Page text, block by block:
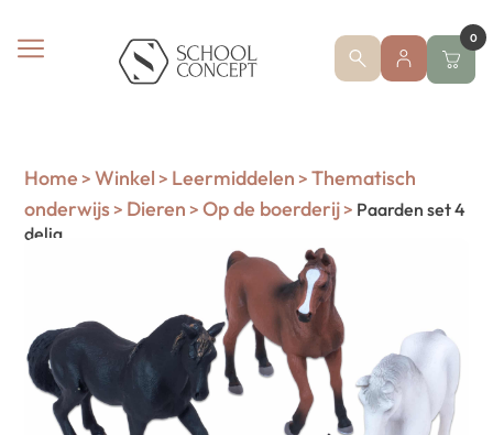
0
Home > Winkel > Leermiddelen > Thematisch
onderwijs> Dieren > Op de boerderij> Paarden set 4
delig